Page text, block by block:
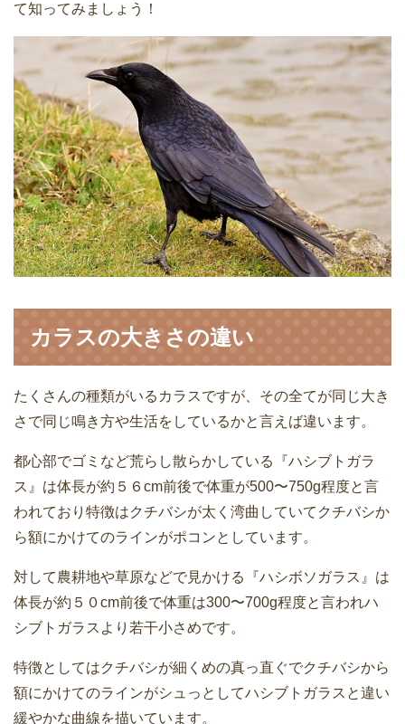
て知ってみましょう！
カラスの大きさの違い
たくさんの種類がいるカラスですが、その全てが同じ大き
さで同じ鳴き方や生活をしているかと言えば違います。
都心部でゴミなど荒らし散らかしている『ハシブトガラ
ス』は体長が約５６cm前後で体重が500〜750g程度と言
われており特徴はクチバシが太く湾曲していてクチバシか
ら額にかけてのラインがポコンとしています。
対して農耕地や草原などで見かける『ハシボソガラス』は
体長が約５０cm前後で体重は300〜700g程度と言われハ
シブトガラスより若干小さめです。
特徴としてはクチバシが細くめの真っ直ぐでクチバシから
額にかけてのラインがシュっとしてハシブトガラスと違い
緩やかな曲線を描いています。